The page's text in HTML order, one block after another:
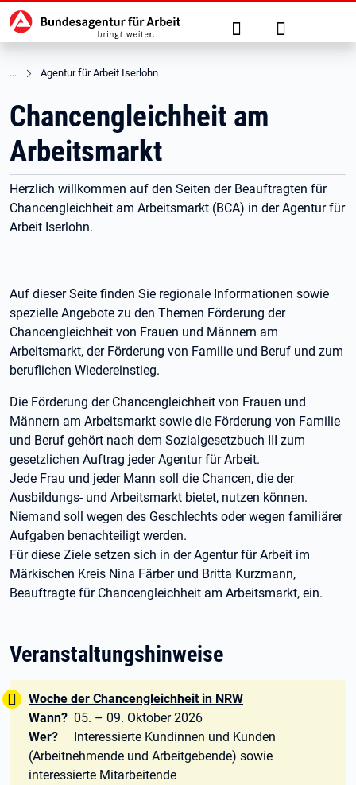
zu den Hauptinhalten springen
Hauptnavigation Suche Anmelden
Agentur für Arbeit Iserlohn
Chancengleichheit am
Arbeitsmarkt
Herzlich willkommen auf den Seiten der Beauftragten für
Chancengleichheit am Arbeitsmarkt (BCA) in der Agentur für
Arbeit Iserlohn.
Auf dieser Seite finden Sie regionale Informationen sowie
spezielle Angebote zu den Themen Förderung der
Chancengleichheit von Frauen und Männern am
Arbeitsmarkt, der Förderung von Familie und Beruf und zum
beruflichen Wiedereinstieg.
Die Förderung der Chancengleichheit von Frauen und
Männern am Arbeitsmarkt sowie die Förderung von Familie
und Beruf gehört nach dem Sozialgesetzbuch III zum
gesetzlichen Auftrag jeder Agentur für Arbeit.
Jede Frau und jeder Mann soll die Chancen, die der
Ausbildungs- und Arbeitsmarkt bietet, nutzen können.
Niemand soll wegen des Geschlechts oder wegen familiärer
Aufgaben benachteiligt werden.
Für diese Ziele setzen sich in der Agentur für Arbeit im
Märkischen Kreis Nina Färber und Britta Kurzmann,
Beauftragte für Chancengleichheit am Arbeitsmarkt, ein.
Veranstaltungshinweise
Tipp:
Woche der Chancengleichheit in NRW
Wann? 05. – 09. Oktober 2026
Wer?
Interessierte Kundinnen und Kunden
(Arbeitnehmende und Arbeitgebende) sowie
interessierte Mitarbeitende